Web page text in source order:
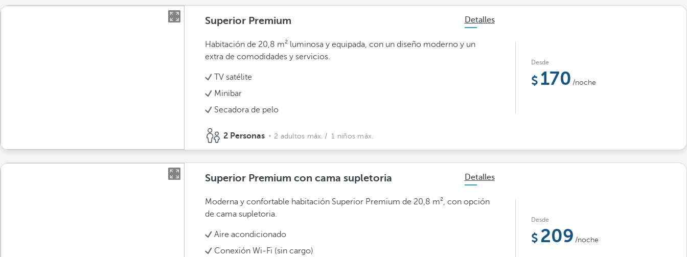
Superior Premium Detalles
Habitación de 20,8 m² luminosa y equipada, con un diseño moderno y un
extra de comodidades y servicios.
TV satélite
Minibar
Secadora de pelo
2 Personas 2 adultos máx. / 1 niños máx.
Desde
170 /noche
Superior Premium con cama supletoria Detalles
Moderna y confortable habitación Superior Premium de 20,8 m², con opción
de cama supletoria.
Aire acondicionado
Conexión Wi-Fi (sin cargo)
Desde
209 /noche